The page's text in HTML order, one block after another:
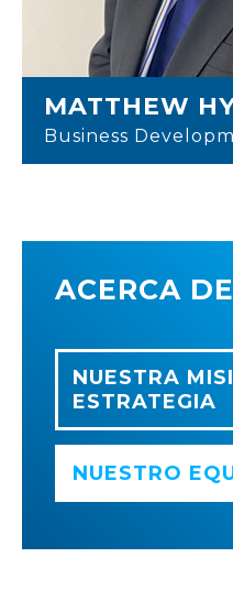
MATTHEW
Business
ACERCA
NUESTRA
ESTRATEGIA
NUESTRO